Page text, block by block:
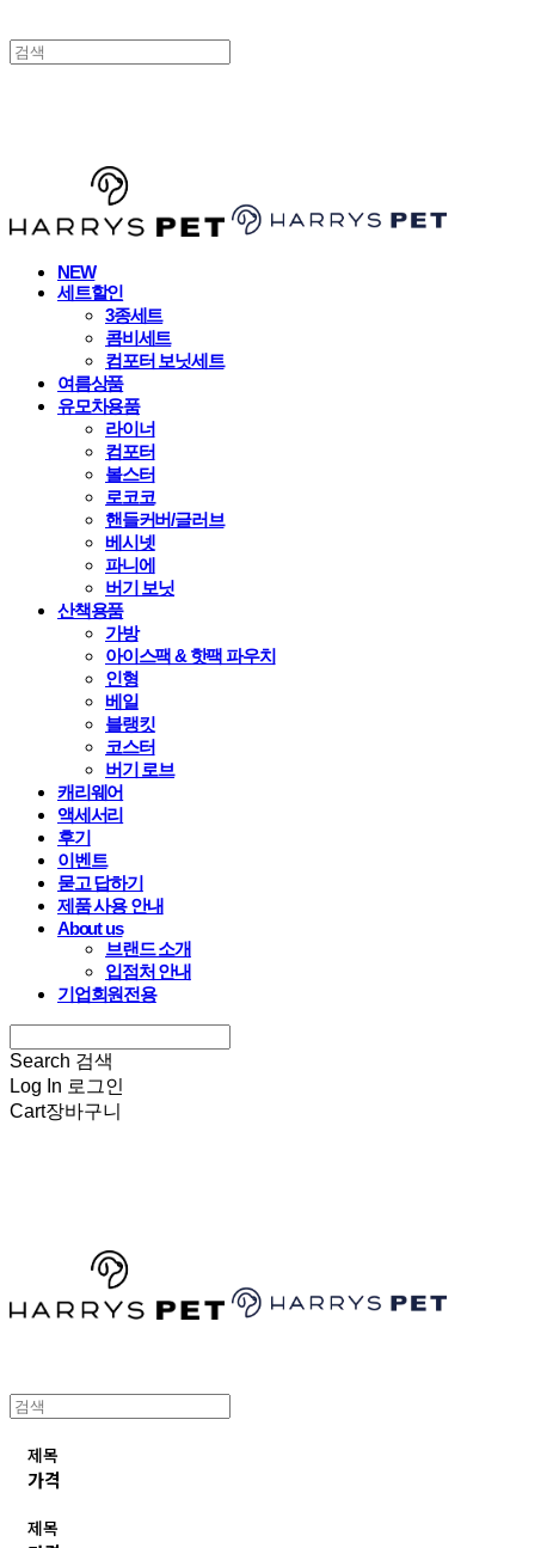
NEW
세트할인
3종세트
콤비세트
컴포터 보닛세트
여름상품
유모차용품
라이너
컴포터
볼스터
로코코
핸들커버/글러브
베시넷
파니에
버기 보닛
산책용품
가방
아이스팩 & 핫팩 파우치
인형
베일
블랭킷
코스터
버기 로브
캐리웨어
액세서리
후기
이벤트
묻고 답하기
제품 사용 안내
About us
브랜드 소개
입점처 안내
기업회원전용
Search 검색
Log In 로그인
Cart장바구니
제목
가격
제목